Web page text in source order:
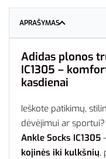
APRAŠYMAS
Adidas plonos
IC1305 –
kasdienai
Ieškote patikimų,
dėvėjimui ar sportui?
Ankle Socks IC1305
kojinės iki kulkšnių,